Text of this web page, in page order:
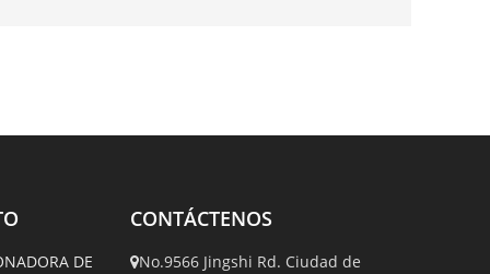
DE
CONTÁCTENOS
No.9566 Jingshi Rd. Ciudad de